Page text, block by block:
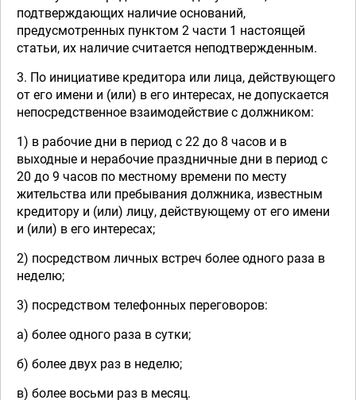
подтверждающих наличие оснований,
предусмотренных пунктом 2 части 1 настоящей
статьи, их наличие считается неподтвержденным.
3. По инициативе кредитора или лица, действующего
от его имени и (или) в его интересах, не допускается
непосредственное взаимодействие с должником:
1) в рабочие дни в период с 22 до 8 часов и в
выходные и нерабочие праздничные дни в период с
20 до 9 часов по местному времени по месту
жительства или пребывания должника, известным
кредитору и (или) лицу, действующему от его имени
и (или) в его интересах;
2) посредством личных встреч более одного раза в
неделю;
3) посредством телефонных переговоров:
а) более одного раза в сутки;
б) более двух раз в неделю;
в) более восьми раз в месяц.